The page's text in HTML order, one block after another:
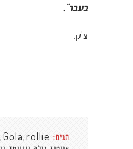
בעבר".
צ'ק.
תגים: ,Gola,rollie